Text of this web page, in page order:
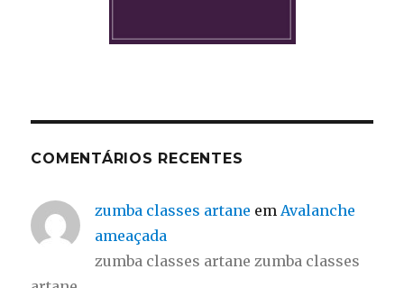
COMENTÁRIOS RECENTES
zumba classes artane em Avalanche
ameaçada
zumba classes artane zumba classes